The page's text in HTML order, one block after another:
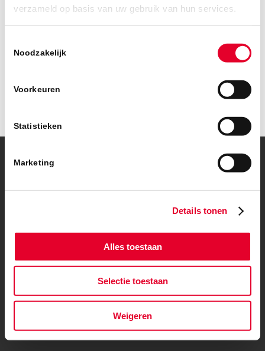
verzameld op basis van uw gebruik van hun services.
Noodzakelijk
Voorkeuren
Statistieken
Marketing
Details tonen
Alles toestaan
Selectie toestaan
Weigeren
© Copyright – BanBouw | Onderdeel van de
Algemene